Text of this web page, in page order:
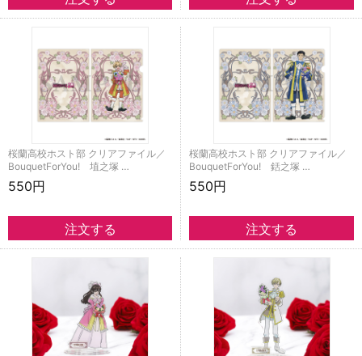
桜蘭高校ホスト部 クリアファイル／
BouquetForYou! 埴之塚 …
550円
桜蘭高校ホスト部 クリアファイル／
BouquetForYou! 銛之塚 …
550円